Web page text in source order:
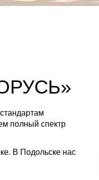
полный спектр
В Подольске нас